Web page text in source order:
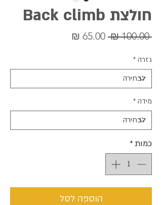
חולצת Back climb
‏100.00 ‏₪
מחיר
גזרה *
מידה *
כמות*
הוספה לסל